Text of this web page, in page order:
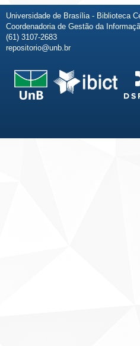
Universidade de Brasília - Biblioteca
Coordenadoria de Gestão da
(61) 3107-2683
repositorio@unb.br